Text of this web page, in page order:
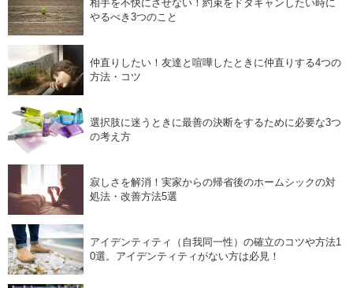
相手を不快にさせない！約束をドタキャンしたい時に
やるべき3つのこと
仲直りしたい！友達と喧嘩したときに仲直りする4つの
方法・コツ
選択肢に迷うときに最善の決断をするために必要な3つ
の考え方
寂しさを解消！実家からの帰省後のホームシックの対
処法・改善方法5選
アイデンティティ（自我同一性）の確立のコツや方法1
0選。アイデンティティがない方は必見！